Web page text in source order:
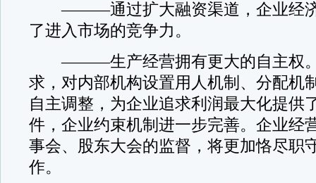
———通过扩大融资渠道，企业经济
了进入市场的竞争力。
———生产经营拥有更大的自主权。
求，对内部机构设置用人机制、分配机
自主调整，为企业追求利润最大化提供
件，企业约束机制进一步完善。企业经
事会、股东大会的监督，将更加恪尽职
作。